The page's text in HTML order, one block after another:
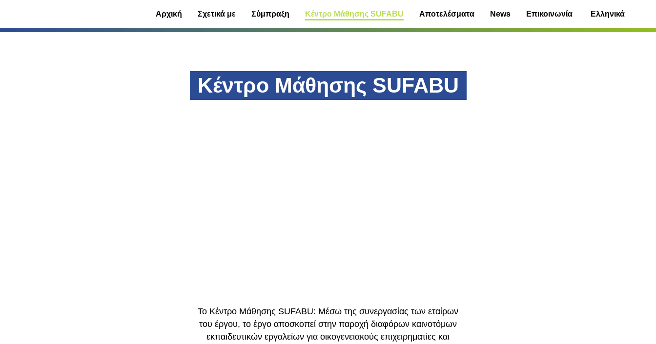
Αρχική Σχετικά με Σύμπραξη Κέντρο Μάθησης SUFABU Αποτελέσματα News Επικοινωνία Ελληνικά
Κέντρο Μάθησης SUFABU
Το Κέντρο Μάθησης SUFABU: Μέσω της συνεργασίας των εταίρων
του έργου, το έργο αποσκοπεί στην παροχή διαφόρων καινοτόμων
εκπαιδευτικών εργαλείων για οικογενειακούς επιχειρηματίες και